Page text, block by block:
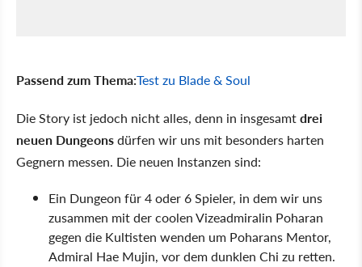
Passend zum Thema:Test zu Blade & Soul
Die Story ist jedoch nicht alles, denn in insgesamtdrei
neuen Dungeonsdürfen wir uns mit besonders harten
Gegnern messen. Die neuen Instanzen sind:
Ein Dungeon für 4 oder 6 Spieler, in dem wir uns
zusammen mit der coolen Vizeadmiralin Poharan
gegen die Kultisten wenden um Poharans Mentor,
Admiral Hae Mujin, vor dem dunklen Chi zu retten.